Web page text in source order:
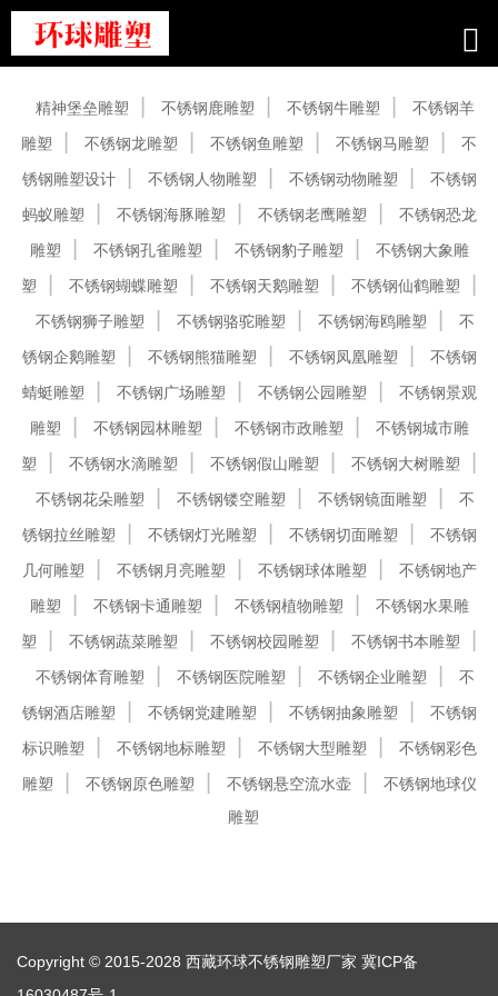
精神堡垒雕塑 不锈钢鹿雕塑 不锈钢牛雕塑
不锈钢羊
雕塑
不锈钢龙雕塑 不锈钢鱼雕塑 不锈钢马雕塑
不
锈钢雕塑设计
不锈钢人物雕塑 不锈钢动物雕塑
不锈钢
蚂蚁雕塑
不锈钢海豚雕塑 不锈钢老鹰雕塑
不锈钢恐龙
雕塑
不锈钢孔雀雕塑 不锈钢豹子雕塑
不锈钢大象雕
塑
不锈钢蝴蝶雕塑 不锈钢天鹅雕塑
不锈钢仙鹤雕塑
不锈钢狮子雕塑
不锈钢骆驼雕塑 不锈钢海鸥雕塑
不
锈钢企鹅雕塑
不锈钢熊猫雕塑 不锈钢凤凰雕塑
不锈钢
蜻蜓雕塑
不锈钢广场雕塑 不锈钢公园雕塑
不锈钢景观
雕塑
不锈钢园林雕塑 不锈钢市政雕塑
不锈钢城市雕
塑
不锈钢水滴雕塑 不锈钢假山雕塑
不锈钢大树雕塑
不锈钢花朵雕塑
不锈钢镂空雕塑 不锈钢镜面雕塑
不
锈钢拉丝雕塑
不锈钢灯光雕塑 不锈钢切面雕塑
不锈钢
几何雕塑
不锈钢月亮雕塑 不锈钢球体雕塑
不锈钢地产
雕塑
不锈钢卡通雕塑 不锈钢植物雕塑
不锈钢水果雕
塑
不锈钢蔬菜雕塑 不锈钢校园雕塑
不锈钢书本雕塑
不锈钢体育雕塑
不锈钢医院雕塑 不锈钢企业雕塑
不
锈钢酒店雕塑
不锈钢党建雕塑 不锈钢抽象雕塑
不锈钢
标识雕塑
不锈钢地标雕塑 不锈钢大型雕塑
不锈钢彩色
雕塑
不锈钢原色雕塑 不锈钢悬空流水壶
不锈钢地球仪
雕塑
Copyright © 2015-2028 西藏环球不锈钢雕塑厂家 冀ICP备